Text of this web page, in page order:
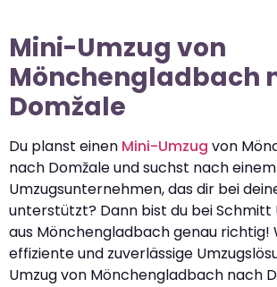
Mini-Umzug von
Mönchengladbach
Domžale
Du planst einen Mini-Umzug von
nach Domžale und suchst nach
Umzugsunternehmen, das dir bei
unterstützt? Dann bist du bei Schmitt
aus Mönchengladbach genau richtig!
effiziente und zuverlässige
Umzug von Mönchengladbach nach